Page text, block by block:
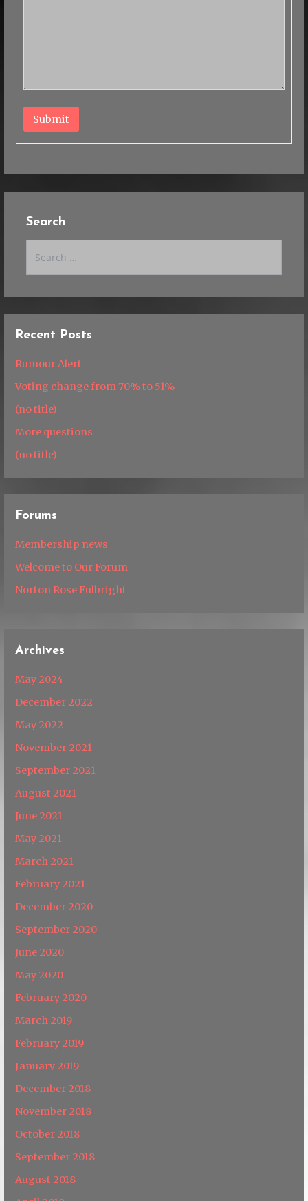
Submit
Search
Recent Posts
Rumour Alert
Voting change from 70% to 51%
(no title)
More questions
(no title)
Forums
Membership news
Welcome to Our Forum
Norton Rose Fulbright
Archives
May 2024
December 2022
May 2022
November 2021
September 2021
August 2021
June 2021
May 2021
March 2021
February 2021
December 2020
September 2020
June 2020
May 2020
February 2020
March 2019
February 2019
January 2019
December 2018
November 2018
October 2018
September 2018
August 2018